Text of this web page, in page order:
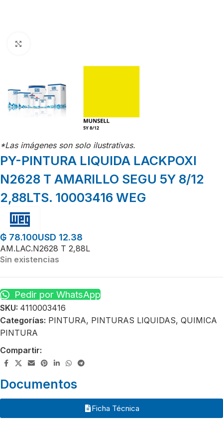
*Las imágenes son solo ilustrativas.
PY-PINTURA LIQUIDA LACKPOXI
N2628 T AMARILLO SEGU 5Y 8/12
2,88LTS. 10003416 WEG
₲ 78.100USD 12.38
AM.LAC.N2628 T 2,88L
Sin existencias
Pedir por WhatsApp
SKU: 4110003416
Categorías: PINTURA, PINTURAS LIQUIDAS, QUIMICA
PINTURA
Compartir:
Documentos
Ficha Técnica